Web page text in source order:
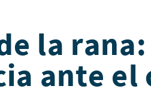
la rana:
ante el